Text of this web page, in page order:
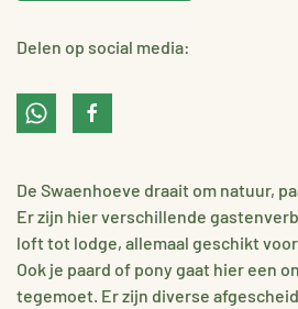
Delen op social media:
De Swaenhoeve draait om natuur,
Er zijn hier verschillende
loft tot lodge, allemaal geschikt
Ook je paard of pony gaat hier een
tegemoet. Er zijn diverse